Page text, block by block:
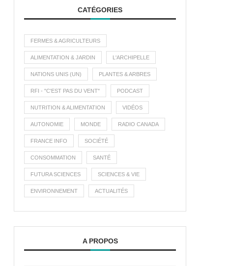
CATÉGORIES
FERMES & AGRICULTEURS
ALIMENTATION & JARDIN L'ARCHIPELLE
NATIONS UNIS (UN) PLANTES & ARBRES
RFI - "C'EST PAS DU VENT" PODCAST
NUTRITION & ALIMENTATION VIDÉOS
AUTONOMIE MONDE RADIO CANADA
FRANCE INFO SOCIÉTÉ
CONSOMMATION SANTÉ
FUTURA SCIENCES SCIENCES & VIE
ENVIRONNEMENT ACTUALITÉS
A PROPOS